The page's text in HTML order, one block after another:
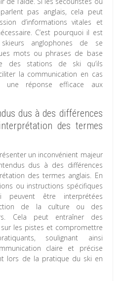
pas anglais, cela peut
d’informations vitales et
C’est pourquoi il est
anglophones de se
mots ou phrases de base
des stations de ski qu’ils
la communication en cas
une réponse efficace aux
dus à des différences
des termes
un inconvénient majeur
dus à des différences
des termes anglais. En
ou instructions spécifiques
être interprétées
de la culture ou des
Cela peut entraîner des
les pistes et compromettre
soulignant ainsi
claire et précise
lors de la pratique du ski en